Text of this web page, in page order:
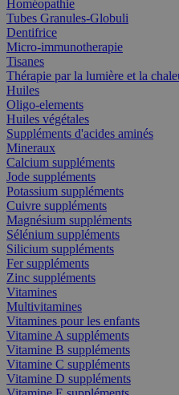
Homéopathie
Tubes Granules-Globuli
Dentifrice
Micro-immunotherapie
Tisanes
Thérapie par la lumière et la
Huiles
Oligo-elements
Huiles végétales
Suppléments d'acides aminés
Mineraux
Calcium suppléments
Jode suppléments
Potassium suppléments
Cuivre suppléments
Magnésium suppléments
Sélénium suppléments
Silicium suppléments
Fer suppléments
Zinc suppléments
Vitamines
Multivitamines
Vitamines pour les enfants
Vitamine A suppléments
Vitamine B suppléments
Vitamine C suppléments
Vitamine D suppléments